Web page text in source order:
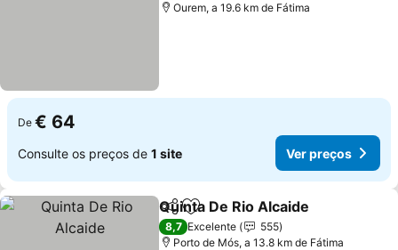
Ourem, a 19.6 km de Fátima
De € 64
Consulte os preços de 1 site Ver preços
PartilharAdicionar aos favoritos
Quinta De Rio Alcaide
8,7 Excelente
555
Porto de Mós, a 13.8 km de Fátima